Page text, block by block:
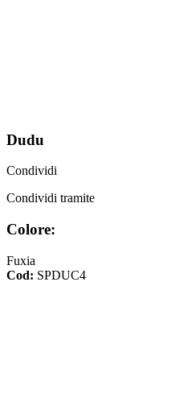
Dudu
Condividi
Condividi tramite
Colore:
Fuxia
Cod: SPDUC4